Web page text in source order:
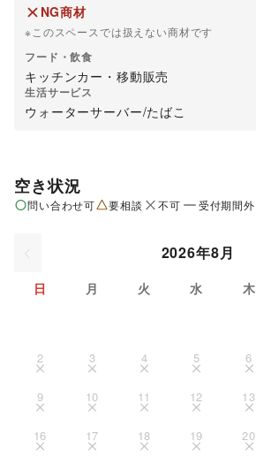
NG商材
※このスペースでは扱えない商材です
フード・飲食
キッチンカー・移動販売
生活サービス
ウォーターサーバー/たばこ
空き状況
問い合わせ可 要相談 不可 受付期間外
2026年8月
日 月 火 水 木
2 3 4 5 6
9 10 11 12 13
16 17 18 19 20